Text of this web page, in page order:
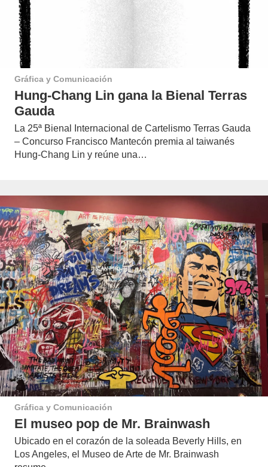
Gráfica y Comunicación
Hung-Chang Lin gana la Bienal Terras
Gauda
La 25ª Bienal Internacional de Cartelismo Terras Gauda
– Concurso Francisco Mantecón premia al taiwanés
Hung-Chang Lin y reúne una…
Gráfica y Comunicación
El museo pop de Mr. Brainwash
Ubicado en el corazón de la soleada Beverly Hills, en
Los Angeles, el Museo de Arte de Mr. Brainwash